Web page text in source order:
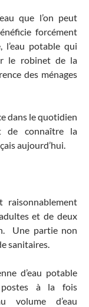
que l’on peut
forcément
l’eau potable qui
le robinet de la
des ménages
dans le quotidien
de connaître la
aujourd’hui.
raisonnablement
et de deux
Une partie non
sanitaires.
d’eau potable
à la fois
volume d’eau